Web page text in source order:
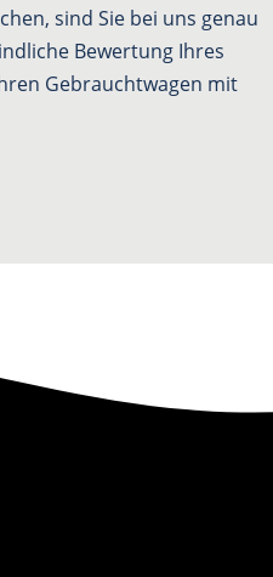
sind Sie bei uns genau
Bewertung Ihres
Gebrauchtwagen mit